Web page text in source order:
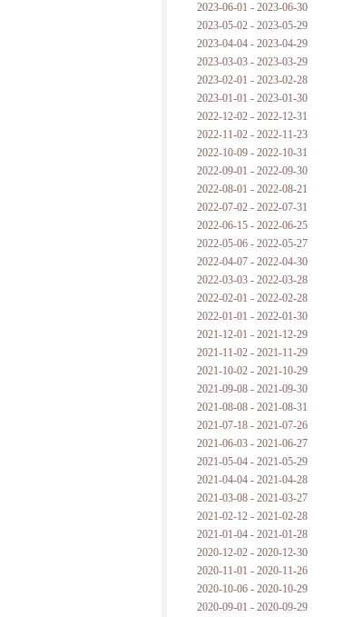
2023-06-01 - 2023-06-30
2023-05-02 - 2023-05-29
2023-04-04 - 2023-04-29
2023-03-03 - 2023-03-29
2023-02-01 - 2023-02-28
2023-01-01 - 2023-01-30
2022-12-02 - 2022-12-31
2022-11-02 - 2022-11-23
2022-10-09 - 2022-10-31
2022-09-01 - 2022-09-30
2022-08-01 - 2022-08-21
2022-07-02 - 2022-07-31
2022-06-15 - 2022-06-25
2022-05-06 - 2022-05-27
2022-04-07 - 2022-04-30
2022-03-03 - 2022-03-28
2022-02-01 - 2022-02-28
2022-01-01 - 2022-01-30
2021-12-01 - 2021-12-29
2021-11-02 - 2021-11-29
2021-10-02 - 2021-10-29
2021-09-08 - 2021-09-30
2021-08-08 - 2021-08-31
2021-07-18 - 2021-07-26
2021-06-03 - 2021-06-27
2021-05-04 - 2021-05-29
2021-04-04 - 2021-04-28
2021-03-08 - 2021-03-27
2021-02-12 - 2021-02-28
2021-01-04 - 2021-01-28
2020-12-02 - 2020-12-30
2020-11-01 - 2020-11-26
2020-10-06 - 2020-10-29
2020-09-01 - 2020-09-29